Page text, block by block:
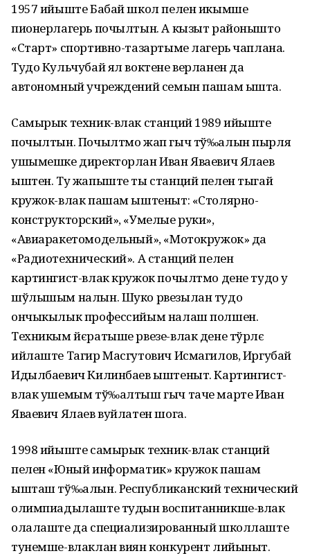
1957 ийыште Бабай школ пелен икымше
пионерлагерь почылтын. А кызыт районышто
«Старт» спортивно-тазартыме лагерь чаплана.
Тудо Кульчубай ял воктене верланен да
автономный учреждений семын пашам ышта.
Самырык техник-влак станций 1989 ийыште
почылтын. Почылтмо жап гыч тў‰алын пырля
ушымешке директорлан Иван Яваевич Ялаев
ыштен. Ту жапыште ты станций пелен тыгай
кружок-влак пашам ыштеныт: «Столярно-
конструкторский», «Умелые руки»,
«Авиаракетомодельный», «Мотокружок» да
«Радиотехнический». А станций пелен
картингист-влак кружок почылтмо дене тудо у
шўлышым налын. Шуко рвезылан тудо
ончыкылык профессийым налаш полшен.
Техникым йєратыше рвезе-влак дене тўрлє
ийлаште Тагир Масгутович Исмагилов, Иргубай
Идылбаевич Килинбаев ыштеныт. Картингист-
влак ушемым тў‰алтыш гыч таче марте Иван
Яваевич Ялаев вуйлатен шога.
1998 ийыште самырык техник-влак станций
пелен «Юный информатик» кружок пашам
ышташ тў‰алын. Республиканский технический
олимпиадылаште тудын воспитанникше-влак
олалаште да специализированный школлаште
тунемше-влаклан виян конкурент лийыныт.